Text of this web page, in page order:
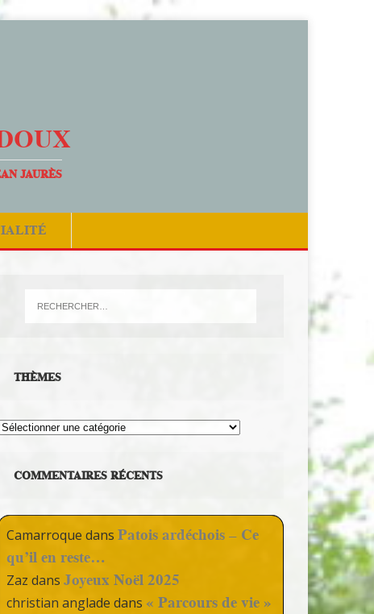
JAURÈS
THÈMES
COMMENTAIRES RÉCENTS
Camarroque dansPatois ardéchois – Ce
qu’il en reste…
Zaz dansJoyeux Noël 2025
christian anglade dans« Parcours de vie »